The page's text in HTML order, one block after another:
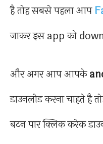
है तोह सबसे पहला आप
जाकर इस app को
और अगर आप आपके
डाउनलोड करना चाहते है
बटन पार क्लिक करेक